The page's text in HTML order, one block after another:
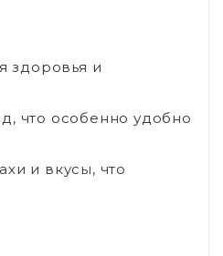
здоровья и
что особенно удобно
и вкусы, что